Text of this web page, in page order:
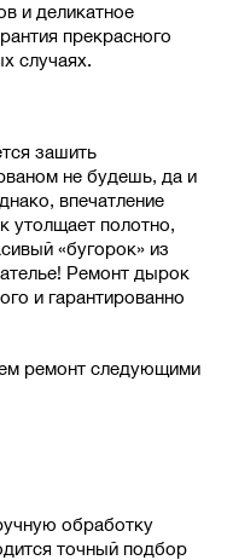
и деликатное
прекрасного
случаях.
зашить
не будешь, да и
впечатление
утолщает полотно,
«бугорок» из
Ремонт дырок
и гарантированно
ремонт следующими
обработку
точный подбор